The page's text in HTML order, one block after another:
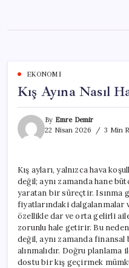
content
EKONOMI
Kış Ayına Nasıl
By Emre Demir
22 Nisan 2026
3 Min
Kış ayları, yalnızca hava
değil; aynı zamanda hane
yaratan bir süreçtir. Isınma
fiyatlarındaki dalgalanmalar
özellikle dar ve orta gelirli
zorunlu hale getirir. Bu
değil, aynı zamanda finansal
alınmalıdır. Doğru
dostu bir kış geçirmek